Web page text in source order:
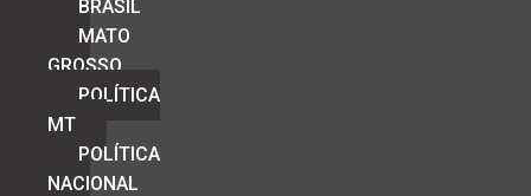
BRASIL
MATO
GROSSO
POLÍTICA
MT
POLÍTICA
NACIONAL